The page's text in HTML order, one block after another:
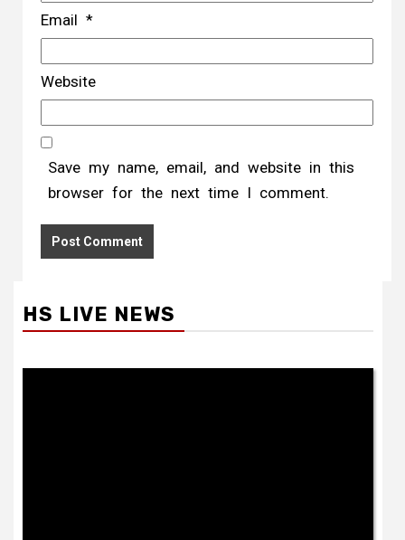
Email *
Website
Save my name, email, and website in this
browser for the next time I comment.
HS LIVE NEWS